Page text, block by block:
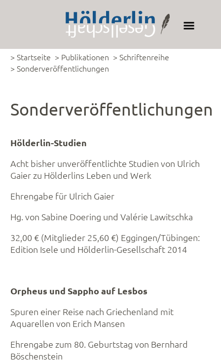
> Startseite > Publikationen > Schriftenreihe
> Sonderveröffentlichungen
Sonderveröffentlichungen
Hölderlin-Studien
Acht bisher unveröffentlichte Studien von Ulrich
Gaier zu Hölderlins Leben und Werk
Ehrengabe für Ulrich Gaier
Hg. von Sabine Doering und Valérie Lawitschka
32,00 € (Mitglieder 25,60 €) Eggingen/Tübingen:
Edition Isele und Hölderlin-Gesellschaft 2014
Orpheus und Sappho auf Lesbos
Spuren einer Reise nach Griechenland mit
Aquarellen von Erich Mansen
Ehrengabe zum 80. Geburtstag von Bernhard
Böschenstein